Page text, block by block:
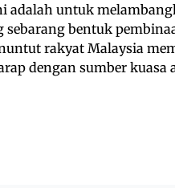
adalah untuk
bentuk
rakyat Malaysia
dengan sumber kuasa